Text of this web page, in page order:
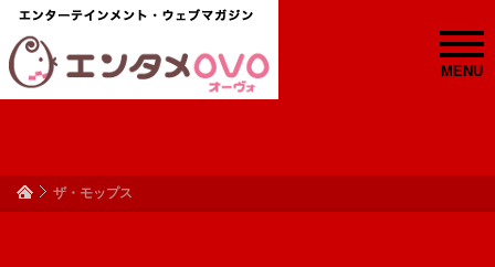
MENU
ザ・モップス